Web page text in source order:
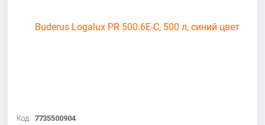
Код: 7735500904